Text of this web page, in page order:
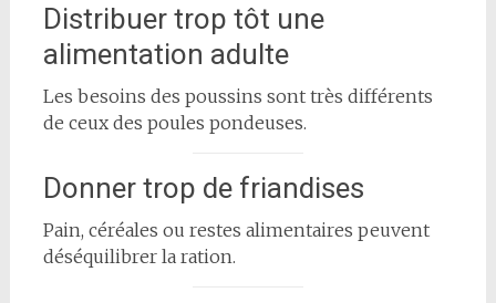
Distribuer trop tôt une
alimentation adulte
Les besoins des poussins sont très différents
de ceux des poules pondeuses.
Donner trop de friandises
Pain, céréales ou restes alimentaires peuvent
déséquilibrer la ration.